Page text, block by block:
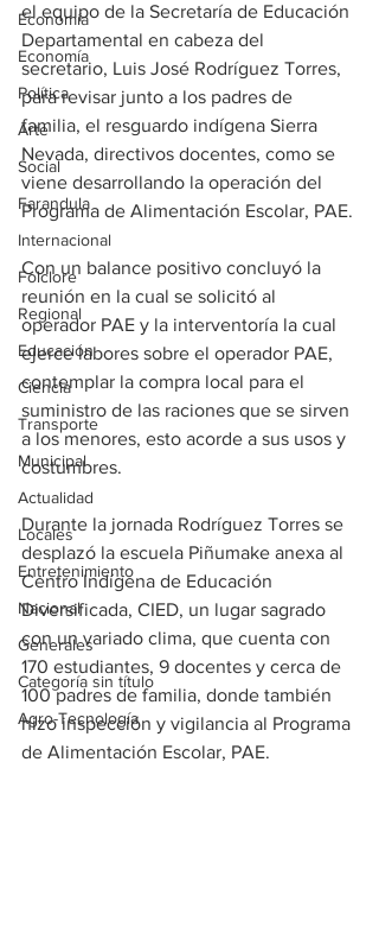
Economía
Economía
Política
Arte
Social
Farandula
Internacional
Folclore
Regional
Educación
Ciencia
Transporte
Municipal
Actualidad
Locales
Entretenimiento
Nacional
Generales
Categoría sin título
Agro-Tecnología
el equipo de la Secretaría de Educación
Departamental en cabeza del
secretario, Luis José Rodríguez Torres,
para revisar junto a los padres de
familia, el resguardo indígena Sierra
Nevada, directivos docentes, como se
viene desarrollando la operación del
Programa de Alimentación Escolar, PAE.
Con un balance positivo concluyó la
reunión en la cual se solicitó al
operador PAE y la interventoría la cual
ejerce labores sobre el operador PAE,
contemplar la compra local para el
suministro de las raciones que se sirven
a los menores, esto acorde a sus usos y
costumbres.
Durante la jornada Rodríguez Torres se
desplazó la escuela Piñumake anexa al
Centro Indígena de Educación
Diversificada, CIED, un lugar sagrado
con un variado clima, que cuenta con
170 estudiantes, 9 docentes y cerca de
100 padres de familia, donde también
hizo inspección y vigilancia al Programa
de Alimentación Escolar, PAE.